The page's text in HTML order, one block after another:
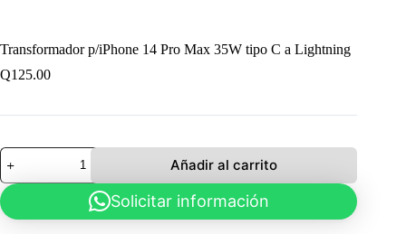
Transformador p/iPhone 14 Pro Max 35W tipo C a Lightning
Q125.00
Transformador
p/iPhone
14
Pro
Max
Añadir al carrito
Solicitar información